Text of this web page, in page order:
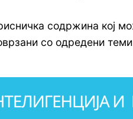
содржина кој
со одредени